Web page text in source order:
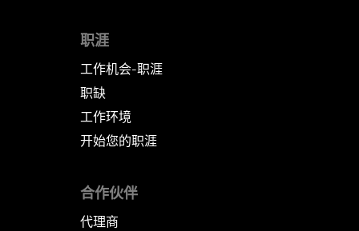
职涯
工作机会-职涯
职缺
工作环境
开始您的职涯
合作伙伴
代理商